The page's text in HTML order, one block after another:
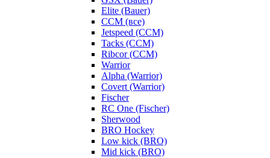
Elite (Bauer)
CCM (все)
Jetspeed (CCM)
Tacks (CCM)
Ribcor (CCM)
Warrior
Alpha (Warrior)
Covert (Warrior)
Fischer
RC One (Fischer)
Sherwood
BRO Hockey
Low kick (BRO)
Mid kick (BRO)